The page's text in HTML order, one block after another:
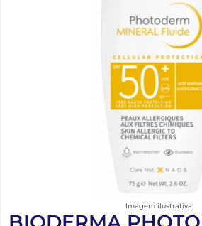
Imagem ilustrativa